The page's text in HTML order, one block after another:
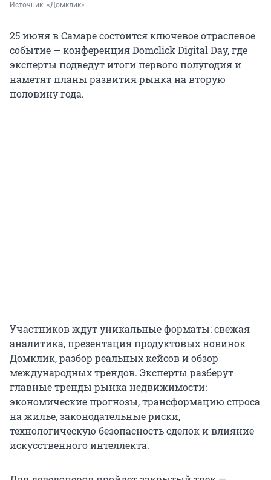
Источник: «Домклик»
25 июня в Самаре состоится ключевое отраслевое
событие —конференция Domclick Digital Day, где
эксперты подведут итоги первого полугодия и
наметят планы развития рынка на вторую
половину года.
Участников ждут уникальные форматы: свежая
аналитика, презентация продуктовых новинок
Домклик, разбор реальных кейсов и обзор
международных трендов. Эксперты разберут
главные тренды рынка недвижимости:
экономические прогнозы, трансформацию спроса
на жилье, законодательные риски,
технологическую безопасность сделок и влияние
искусственного интеллекта.